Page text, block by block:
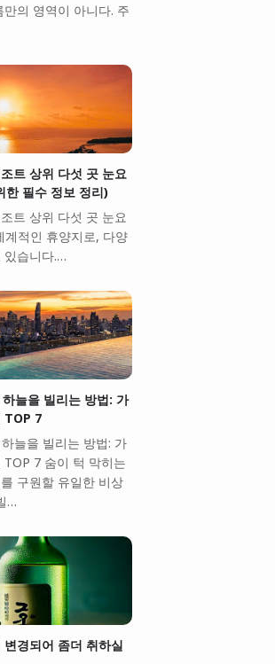
의 영역이 아니다. 주
트 상위 다섯 곳 눈요
한 필수 정보 정리)
트 상위 다섯 곳 눈요
적인 휴양지로, 다양
있습니다.…
늘을 빌리는 방법: 가
TOP 7
늘을 빌리는 방법: 가
7 숨이 턱 막히는
구원할 유일한 비상
…
경되어 좀더 취하실